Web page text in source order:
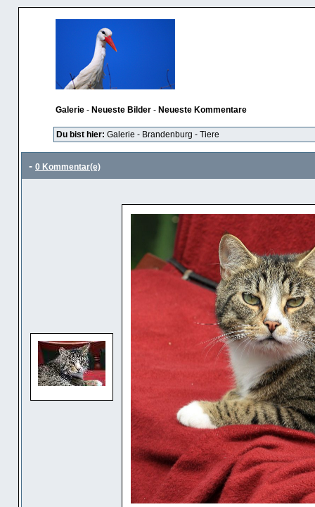
Galerie - Neueste Bilder - Neueste Kommentare
Du bist hier: Galerie - Brandenburg - Tiere
- 0 Kommentar(e)